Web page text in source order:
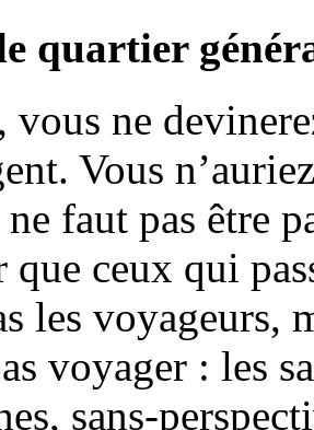
quartier
vous ne
Vous
faut pas être
que ceux qui
les voyageurs,
voyager : les
sans-